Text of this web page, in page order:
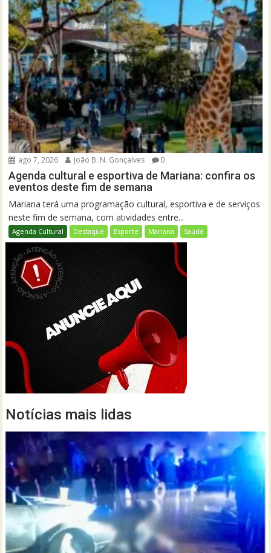
ago 7, 2026 João B. N. Gonçalves 0
Agenda cultural e esportiva de Mariana: confira os
eventos deste fim de semana
Mariana terá uma programação cultural, esportiva e de serviços
neste fim de semana, com atividades entre...
Agenda Cultural Destaque Esporte Mariana Saúde
Notícias mais lidas